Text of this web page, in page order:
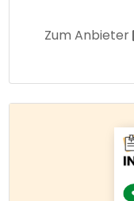
Zum Anbieter